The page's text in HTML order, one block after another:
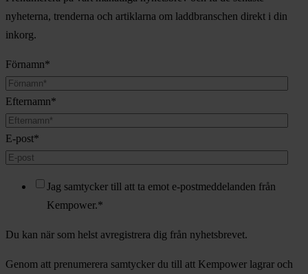
nyheterna, trenderna och artiklarna om laddbranschen direkt i din
inkorg.
Förnamn*
Efternamn*
E-post*
Jag samtycker till att ta emot e-postmeddelanden från
Kempower.*
Du kan när som helst avregistrera dig från nyhetsbrevet.
Genom att prenumerera samtycker du till att Kempower lagrar och